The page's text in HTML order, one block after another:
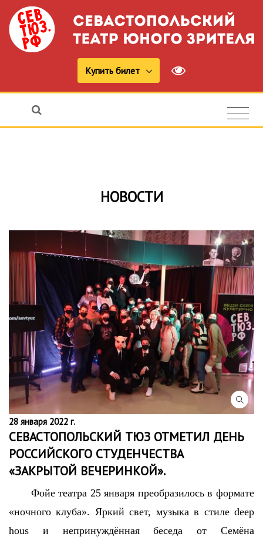
Купить билет
НОВОСТИ
28 января 2022 г.
СЕВАСТОПОЛЬСКИЙ ТЮЗ ОТМЕТИЛ ДЕНЬ
РОССИЙСКОГО СТУДЕНЧЕСТВА
«ЗАКРЫТОЙ ВЕЧЕРИНКОЙ».
Фойе театра 25 января преобразилось в формате
«ночного клуба». Яркий свет, музыка в стиле deep
hous
и непринуждённая беседа от Семёна